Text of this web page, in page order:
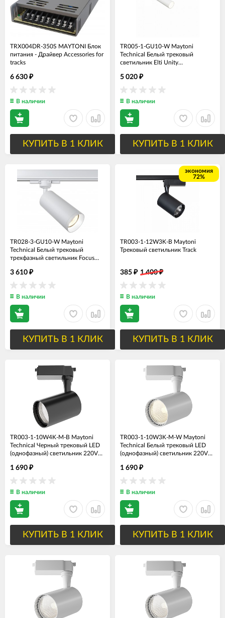
TRX004DR-350S MAYTONI Блок
питания - Драйвер Accessories for
tracks
6 630 ₽
В наличии
КУПИТЬ В 1 КЛИК
TR005-1-GU10-W Maytoni
Technical Белый трековый
светильник Elti Unity
5 020 ₽
В наличии
КУПИТЬ В 1 КЛИК
TR028-3-GU10-W Maytoni
Technical Белый трековый
трехфазный светильник Focus
3 610 ₽
В наличии
КУПИТЬ В 1 КЛИК
экономия
72%
TR003-1-12W3K-B Maytoni
Трековый светильник Track
385 ₽ 1 400₽
В наличии
КУПИТЬ В 1 КЛИК
TR003-1-10W4K-M-B Maytoni
Technical Черный трековый LED
(однофазный) светильник 220V
рассеивания 36°
1 690 ₽
В наличии
КУПИТЬ В 1 КЛИК
TR003-1-10W3K-M-W Maytoni
Technical Белый трековый LED
(однофазный) светильник 220V
рассеивания 36°
1 690 ₽
В наличии
КУПИТЬ В 1 КЛИК